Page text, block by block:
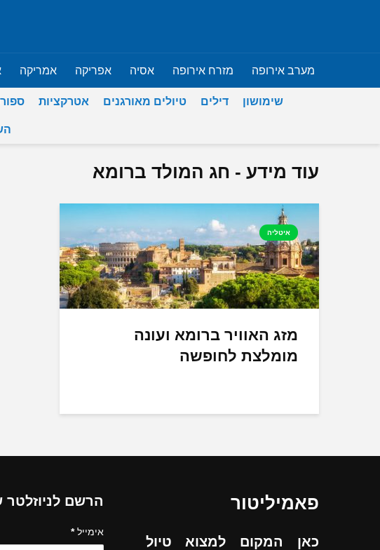
מערב אירופה מזרח אירופה אסיה אפריקה אמריקה
שימושון דילים טיולים מאורגנים אטרקציות
עוד מידע - חג המולד ברומא
איטליה
מזג האוויר ברומא ועונה
מומלצת לחופשה
פאמיליטור
כאן המקום למצוא טיול
הרשם לניוזלטר
אימייל*